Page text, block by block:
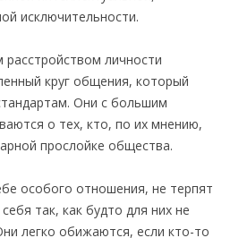
исключительности.
расстройством личности
круг общения, который
Они с большим
о тех, кто, по их мнению,
прослойке общества.
особого отношения, не терпят
так, как будто для них не
легко обижаются, если кто-то